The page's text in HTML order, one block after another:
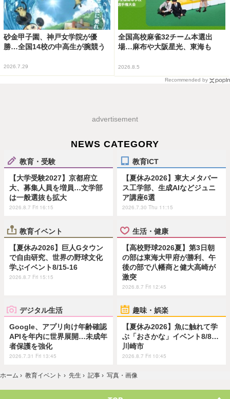
砂金甲子園、神戸女学院が優
勝…全国14校の中高生が腕競う
2026.7.29
全国高校麻雀32チーム本選出
場…麻布や大阪星光、東海も
2026.8.5
Recommended by
advertisement
NEWS CATEGORY
教育・受験
【大学受験2027】京都府立
大、募集人員を増員…文学部
は一般選抜も拡大
2026.8.7 Fri 16:15
教育ICT
【夏休み2026】東大メタバー
ス工学部、生成AIなどジュニ
ア講座6選
2026.7.30 Thu 11:15
教育イベント
【夏休み2026】巨人Gタウン
で自由研究、世界の野球文化
学ぶイベント8/15-16
2026.8.7 Fri 15:15
生活・健康
【高校野球2026夏】第3日朝
の部は東海大甲府が勝利、午
後の部で八幡商と健大高崎が
激突
2026.8.7 Fri 12:45
デジタル生活
Google、アプリ向け年齢確認
APIを年内に世界展開…未成年
者保護を強化
2026.7.31 Fri 13:45
趣味・娯楽
【夏休み2026】魚に触れて学
ぶ「おさかな」イベント8/8…
川崎市
2026.8.7 Fri 10:45
ホーム › 教育イベント › 先生 › 記事 › 写真・画像